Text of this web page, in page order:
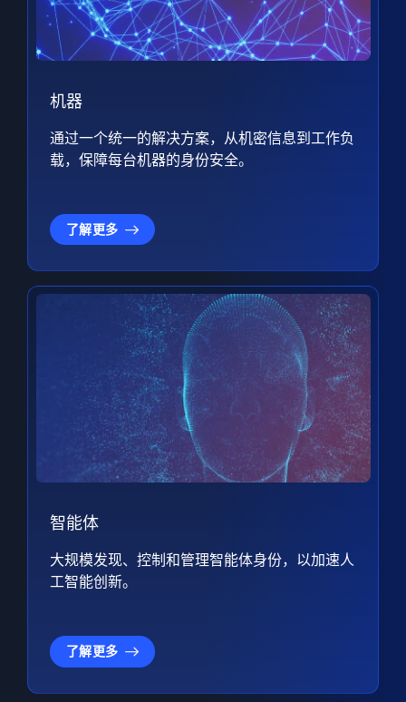
机器
通过一个统一的解决方案，从机密信息到工作负
载，保障每台机器的身份安全。
了解更多
智能体
大规模发现、控制和管理智能体身份，以加速人
工智能创新。
了解更多